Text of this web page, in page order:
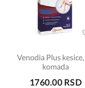
Venodia Plus
komada
1760.00 RSD